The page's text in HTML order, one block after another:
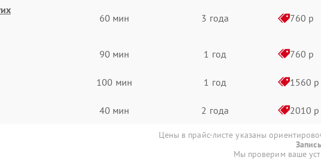
60 мин 3 года 760 р
90 мин 1 год 760 р
100 мин 1 год 1560 р
40 мин 2 года 2010 р
Цены в прайс-листе указаны
Мы проверим ваше